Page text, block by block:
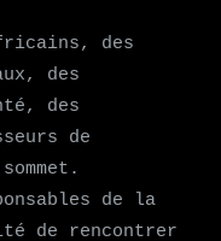
des
des
des
de
de la
de rencontrer